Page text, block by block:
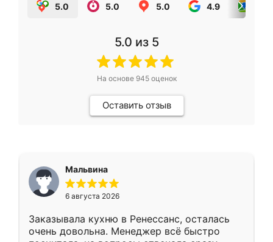
5.0 5.0 5.0 4.9
5.0 из 5
На основе 945оценок
Оставить отзыв
Мальвина
6 августа 2026
Заказывала кухню в Ренессанс, осталась
очень довольна. Менеджер всё быстро